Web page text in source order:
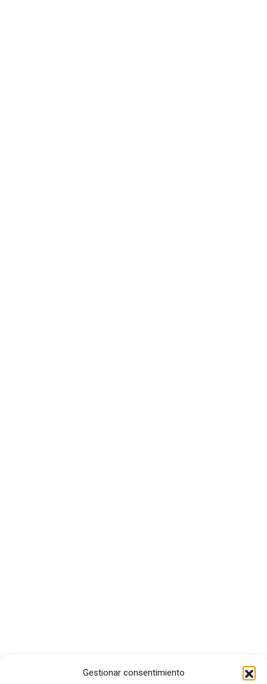
Gestionar consentimiento